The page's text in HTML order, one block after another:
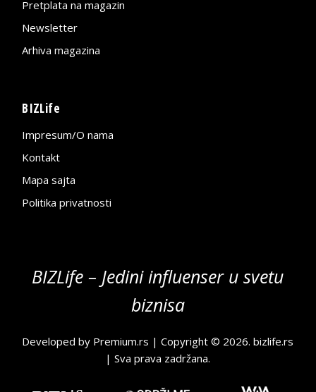
Pretplata na magazin
Newsletter
Arhiva magazina
BIZLife
Impresum/O nama
Kontakt
Mapa sajta
Politika privatnosti
BIZLife – Jedini influenser u svetu
biznisa
Developed by Premium.rs | Copyright © 2026.bizlife.rs
| Sva prava zadržana.